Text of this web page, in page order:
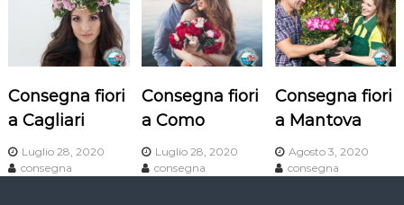
a
z
i
o
Consegna fiori
a Cagliari
Luglio 28, 2020
consegna
Consegna fiori
a Como
Luglio 28, 2020
consegna
Consegna fiori
a Mantova
Agosto 3, 2020
consegna